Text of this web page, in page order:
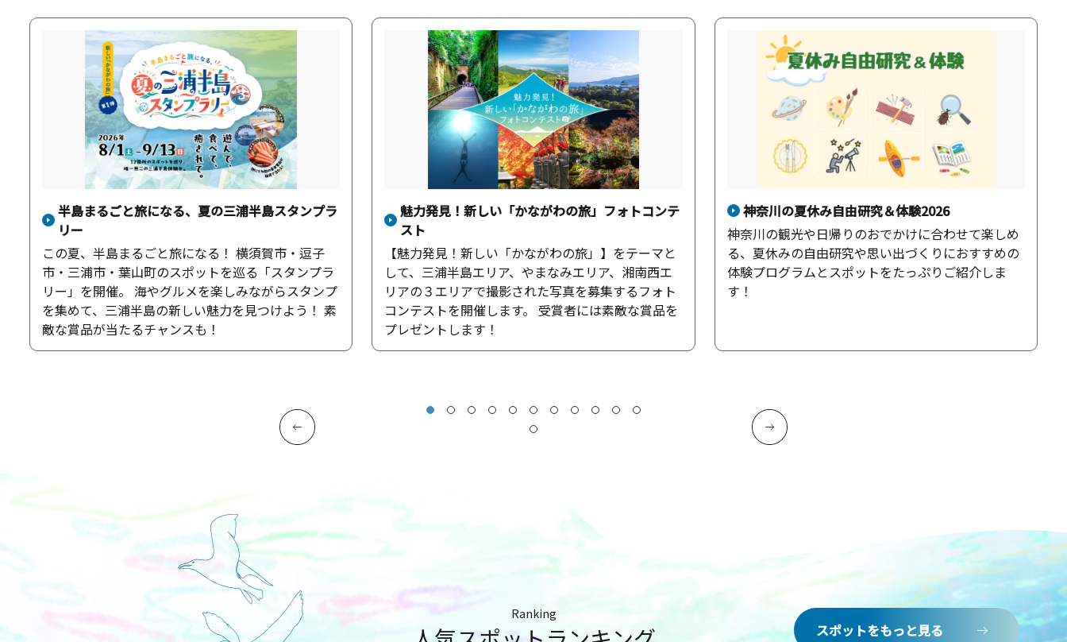
半島まるごと旅になる、夏の三浦半島スタンプラ
リー
この夏、半島まるごと旅になる！ 横須賀市・逗子
市・三浦市・葉山町のスポットを巡る「スタンプラ
リー」を開催。 海やグルメを楽しみながらスタンプ
を集めて、三浦半島の新しい魅力を見つけよう！ 素
敵な賞品が当たるチャンスも！
魅力発見！新しい「かながわの旅」フォトコンテ
スト
【魅力発見！新しい「かながわの旅」】をテーマと
して、三浦半島エリア、やまなみエリア、湘南西エ
リアの３エリアで撮影された写真を募集するフォト
コンテストを開催します。 受賞者には素敵な賞品を
プレゼントします！
神奈川の夏休み自由研究＆体験2026
神奈川の観光や日帰りのおでかけに合わせて楽しめ
る、夏休みの自由研究や思い出づくりにおすすめの
体験プログラムとスポットをたっぷりご紹介しま
す！
Ranking
スポットをもっと見る